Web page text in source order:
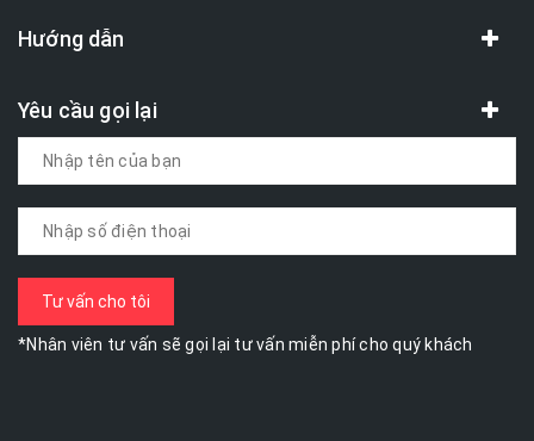
Hướng dẫn
Yêu cầu gọi lại
*Nhân viên tư vấn sẽ gọi lại tư vấn miễn phí cho quý khách